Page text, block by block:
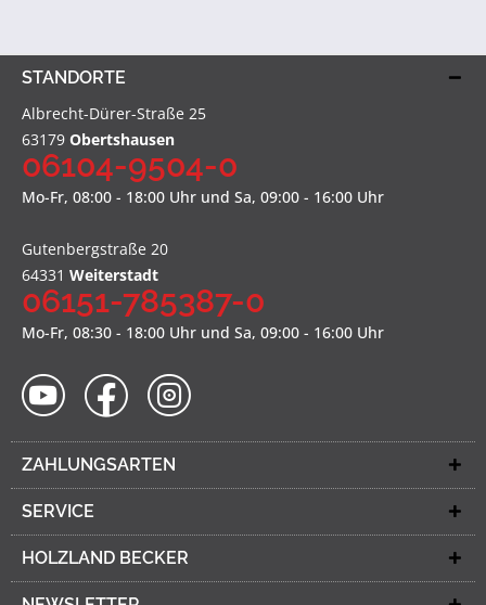
STANDORTE
Albrecht-Dürer-Straße 25
63179 Obertshausen
06104-9504-0
Mo-Fr, 08:00 - 18:00 Uhr und Sa, 09:00 - 16:00 Uhr
Gutenbergstraße 20
64331 Weiterstadt
06151-785387-0
Mo-Fr, 08:30 - 18:00 Uhr und Sa, 09:00 - 16:00 Uhr
ZAHLUNGSARTEN
SERVICE
HOLZLAND BECKER